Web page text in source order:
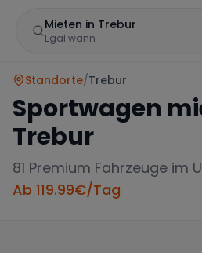
Mieten in Trebur
Egal wann
Standorte/Trebur
Sportwagen
Trebur
81 Premium Fahrzeuge im
Ab 119.99€/Tag